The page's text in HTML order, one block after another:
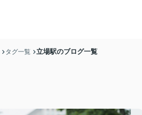
タグ一覧 立場駅のブログ一覧